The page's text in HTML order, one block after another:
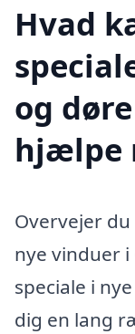
Hvad
og
hjælpe
Overvejer
nye vinduer i
speciale i
dig en lang